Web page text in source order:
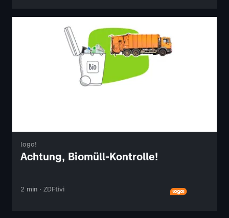
logo!
Achtung, Biomüll-Kontrolle!
2 min · ZDFtivi